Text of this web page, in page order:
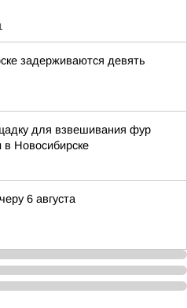
задерживаются девять
для взвешивания фур
в Новосибирске
6 августа